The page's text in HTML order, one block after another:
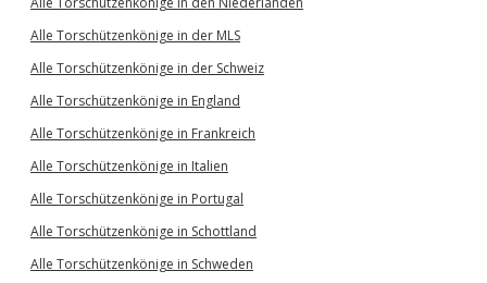
Alle Torschützenkönige in der MLS
Alle Torschützenkönige in der Schweiz
Alle Torschützenkönige in England
Alle Torschützenkönige in Frankreich
Alle Torschützenkönige in Italien
Alle Torschützenkönige in Portugal
Alle Torschützenkönige in Schottland
Alle Torschützenkönige in Schweden